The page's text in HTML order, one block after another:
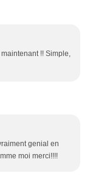
!! Simple,
genial en
moi merci!!!!